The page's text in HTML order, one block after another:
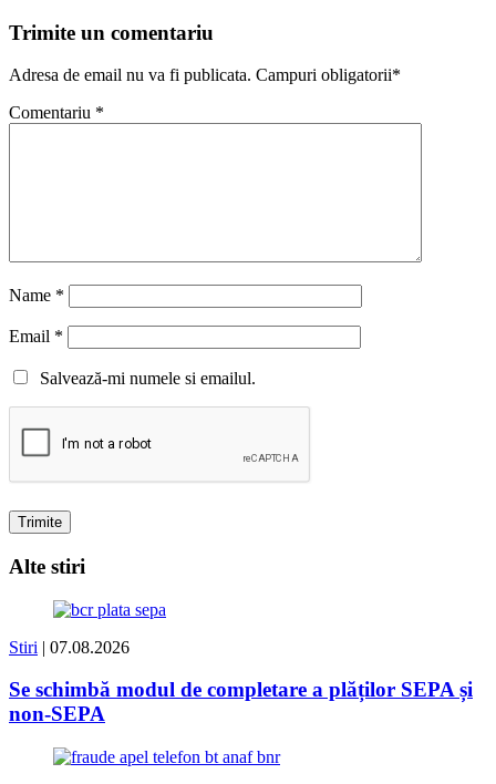
Trimite un comentariu
Adresa de email nu va fi publicata. Campuri obligatorii*
Comentariu *
Name *
Email *
Salvează-mi numele si emailul.
Alte stiri
Stiri | 07.08.2026
Se schimbă modul de completare a plăților SEPA și
non-SEPA